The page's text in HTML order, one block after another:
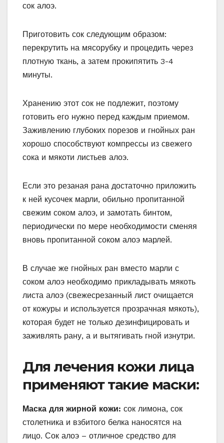
сок алоэ.
Приготовить сок следующим образом:
перекрутить на мясорубку и процедить через
плотную ткань, а затем прокипятить 3-4
минуты.
Хранению этот сок не подлежит, поэтому
готовить его нужно перед каждым приемом.
Заживлению глубоких порезов и гнойных ран
хорошо способствуют компрессы из свежего
сока и мякоти листьев алоэ.
Если это резаная рана достаточно приложить
к ней кусочек марли, обильно пропитанной
свежим соком алоэ, и замотать бинтом,
периодически по мере необходимости сменяя
вновь пропитанной соком алоэ марлей.
В случае же гнойных ран вместо марли с
соком алоэ необходимо прикладывать мякоть
листа алоэ (свежесрезанный лист очищается
от кожуры и используется прозрачная мякоть),
которая будет не только дезинфицировать и
заживлять рану, а и вытягивать гной изнутри.
Для лечения кожи лица
применяют такие маски:
Маска для жирной кожи: сок лимона, сок
столетника и взбитого белка наносятся на
лицо. Сок алоэ – отличное средство для